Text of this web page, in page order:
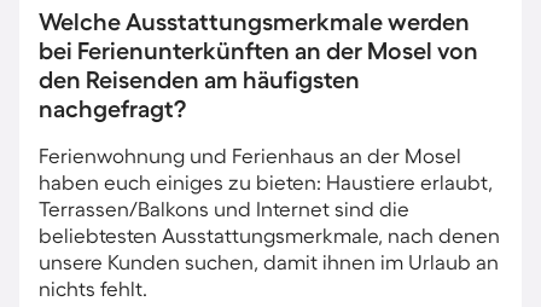
Welche Ausstattungsmerkmale werden
bei Ferienunterkünften an der Mosel von
den Reisenden am häufigsten
nachgefragt?
Ferienwohnung und Ferienhaus an der Mosel
haben euch einiges zu bieten: Haustiere erlaubt,
Terrassen/Balkons und Internet sind die
beliebtesten Ausstattungsmerkmale, nach denen
unsere Kunden suchen, damit ihnen im Urlaub an
nichts fehlt.